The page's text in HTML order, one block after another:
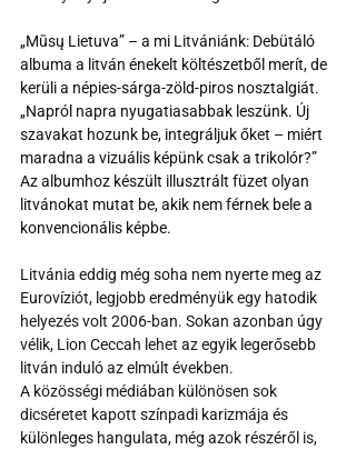
„Mūsų Lietuva” – a mi Litvániánk: Debütáló
albuma a litván énekelt költészetből merít, de
kerüli a népies-sárga-zöld-piros nosztalgiát.
„Napról napra nyugatiasabbak leszünk. Új
szavakat hozunk be, integráljuk őket – miért
maradna a vizuális képünk csak a trikolór?”
Az albumhoz készült illusztrált füzet olyan
litvánokat mutat be, akik nem férnek bele a
konvencionális képbe.
Litvánia eddig még soha nem nyerte meg az
Eurovíziót, legjobb eredményük egy hatodik
helyezés volt 2006-ban. Sokan azonban úgy
vélik, Lion Ceccah lehet az egyik legerősebb
litván induló az elmúlt években.
A közösségi médiában különösen sok
dicséretet kapott színpadi karizmája és
különleges hangulata, még azok részéről is,